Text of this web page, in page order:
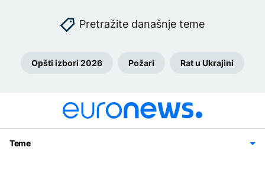
Pretražite današnje teme
Opšti izbori 2026 Požari Rat u Ukrajini
Teme